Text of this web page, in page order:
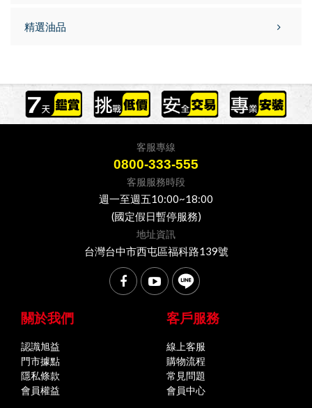
精選油品
客服專線
0800-333-555
客服服務時段
週一至週五10:00~18:00
(國定假日暫停服務)
地址資訊
台灣台中市西屯區福科路139號
關於我們
認識旭益
門市據點
隱私條款
會員權益
客戶服務
線上客服
購物流程
常見問題
會員中心